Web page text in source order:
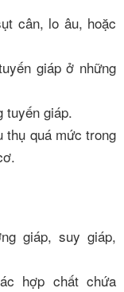
cân, lo âu, hoặc
giáp ở những
tuyến giáp.
thụ quá mức trong
giáp, suy giáp,
hợp chất chứa